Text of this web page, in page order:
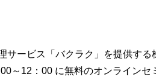
サービス「バクラク」を提供する
～12：00 に無料のオンラインセ